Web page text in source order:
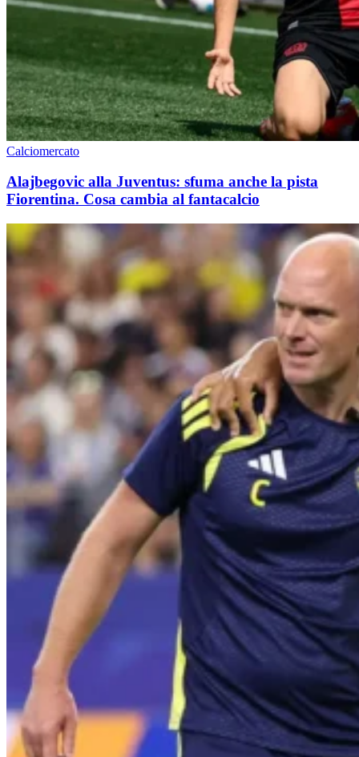
Calciomercato
Alajbegovic alla Juventus: sfuma anche la pista
Fiorentina. Cosa cambia al fantacalcio